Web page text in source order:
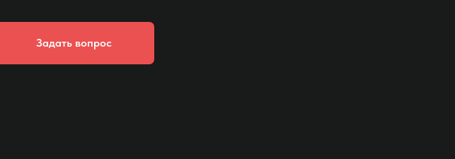
Задать вопрос